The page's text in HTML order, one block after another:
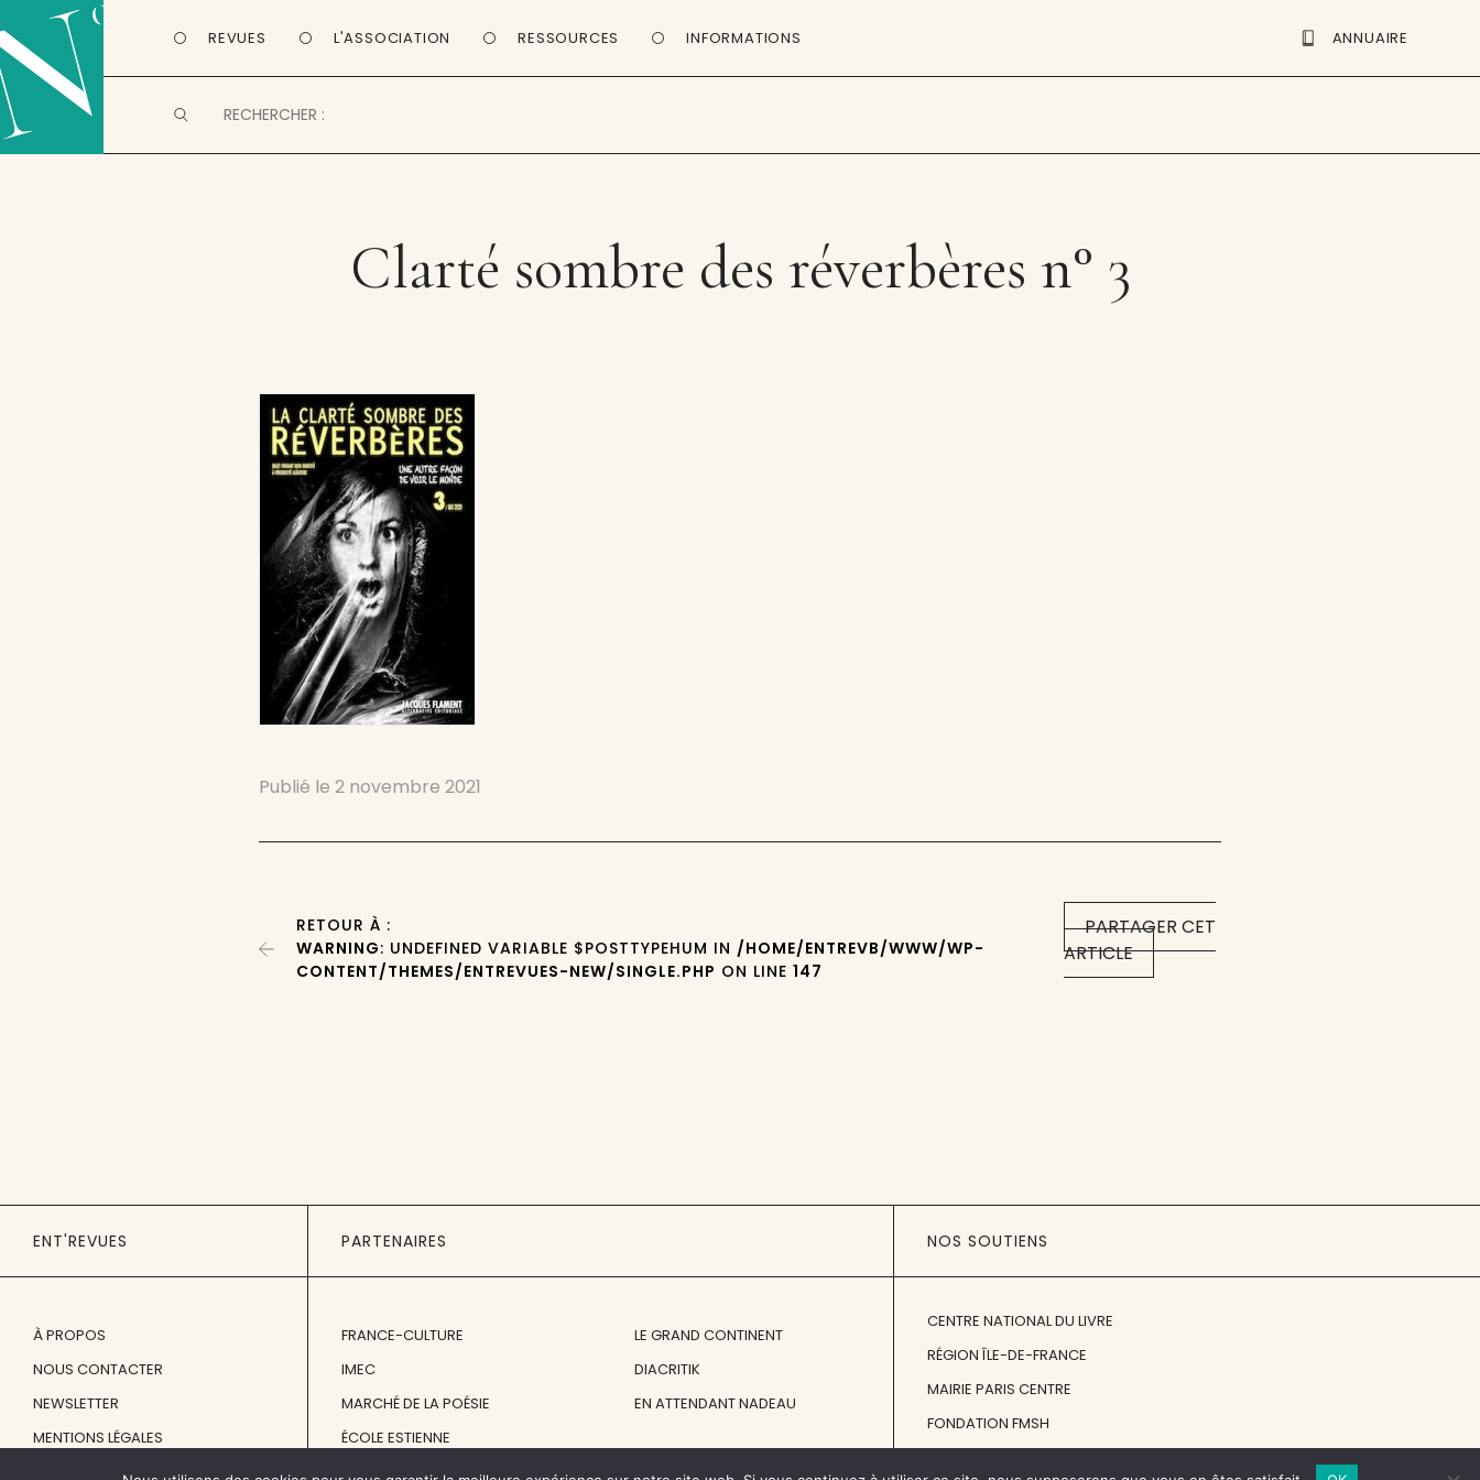
REVUES L'ASSOCIATION RESSOURCES INFORMATIONS ANNUAIRE
Clarté sombre des réverbères n° 3
Publié le2 novembre 2021
PARTAGER CET
ARTICLE
RETOUR À :
WARNING: UNDEFINED VARIABLE $POSTTYPEHUM IN /HOME/ENTREVB/WWW/WP-
CONTENT/THEMES/ENTREVUES-NEW/SINGLE.PHP ON LINE147
ENT'REVUES
À PROPOS
NOUS CONTACTER
NEWSLETTER
MENTIONS LÉGALES
PARTENAIRES
FRANCE-CULTURE
IMEC
MARCHÉ DE LA POÉSIE
ÉCOLE ESTIENNE
LE GRAND CONTINENT
DIACRITIK
EN ATTENDANT NADEAU
NOS SOUTIENS
CENTRE NATIONAL DU LIVRE
RÉGION ÎLE-DE-FRANCE
MAIRIE PARIS CENTRE
FONDATION FMSH